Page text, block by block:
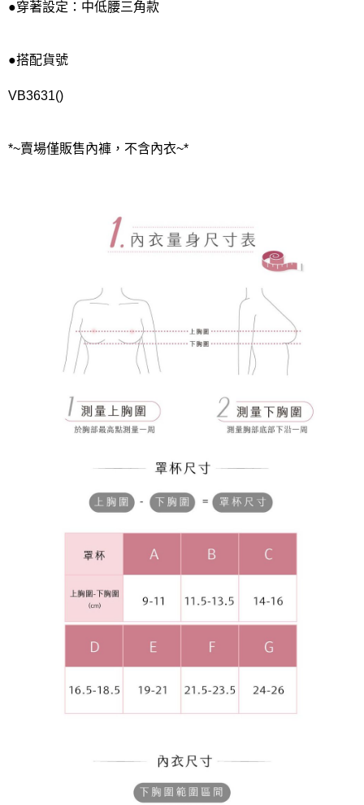
●穿著設定：中低腰三角款
●搭配貨號
VB3631()
*~賣場僅販售內褲，不含內衣~*